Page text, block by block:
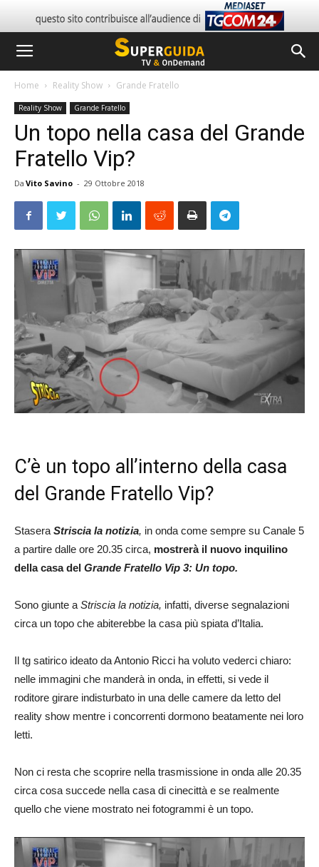
Home Reality Show Grande Fratello
Reality Show Grande Fratello
Un topo nella casa del Grande
Fratello Vip?
Da Vito Savino - 29 Ottobre 2018
C’è un topo all’interno della casa
del Grande Fratello Vip?
Stasera Striscia la notizia, in onda come sempre su Canale 5
a partire dalle ore 20.35 circa, mostrerà il nuovo inquilino
della casa del Grande Fratello Vip 3: Un topo.
Sono giunte a Striscia la notizia, infatti, diverse segnalazioni
circa un topo che abiterebbe la casa più spiata d’Italia.
Il tg satirico ideato da Antonio Ricci ha voluto vederci chiaro:
nelle immagini che manderà in onda, in effetti, si vede il
roditore girare indisturbato in una delle camere da letto del
reality show mentre i concorrenti dormono beatamente nei loro
letti.
Non ci resta che scoprire nella trasmissione in onda alle 20.35
circa cosa succede nella casa di cinecittà e se realmente
quello che viene mostrato nei fotogrammi è un topo.